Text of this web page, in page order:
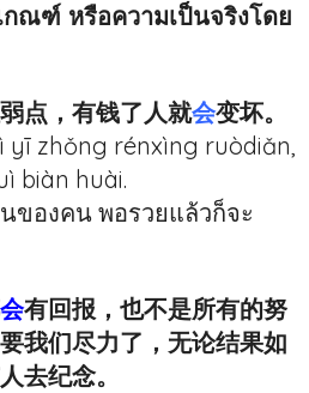
ณฑ์ หรือความเป็นจริงโดย
点，有钱了人就会变坏。
yī zhǒng rénxìng ruòdiǎn,
biàn huài.
ของคน พอรวยแล้วก็จะ
会有回报，也不是所有的努
我们尽力了，无论结果如
去纪念。